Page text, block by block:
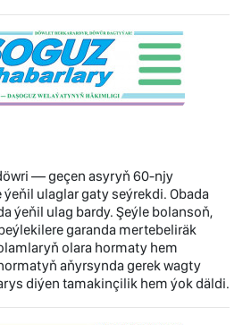
— geçen asyryň 60-njy
ulaglar gaty seýrekdi. Obada
ýeňil ulag bardy. Şeýle bolansoň,
garanda mertebeliräk
olara hormaty hem
aňyrsynda gerek wagty
diýen tamakinçilik hem ýok däldi.